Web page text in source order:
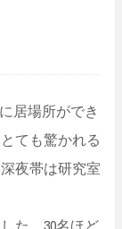
居場所ができ
ても驚かれる
夜帯は研究室